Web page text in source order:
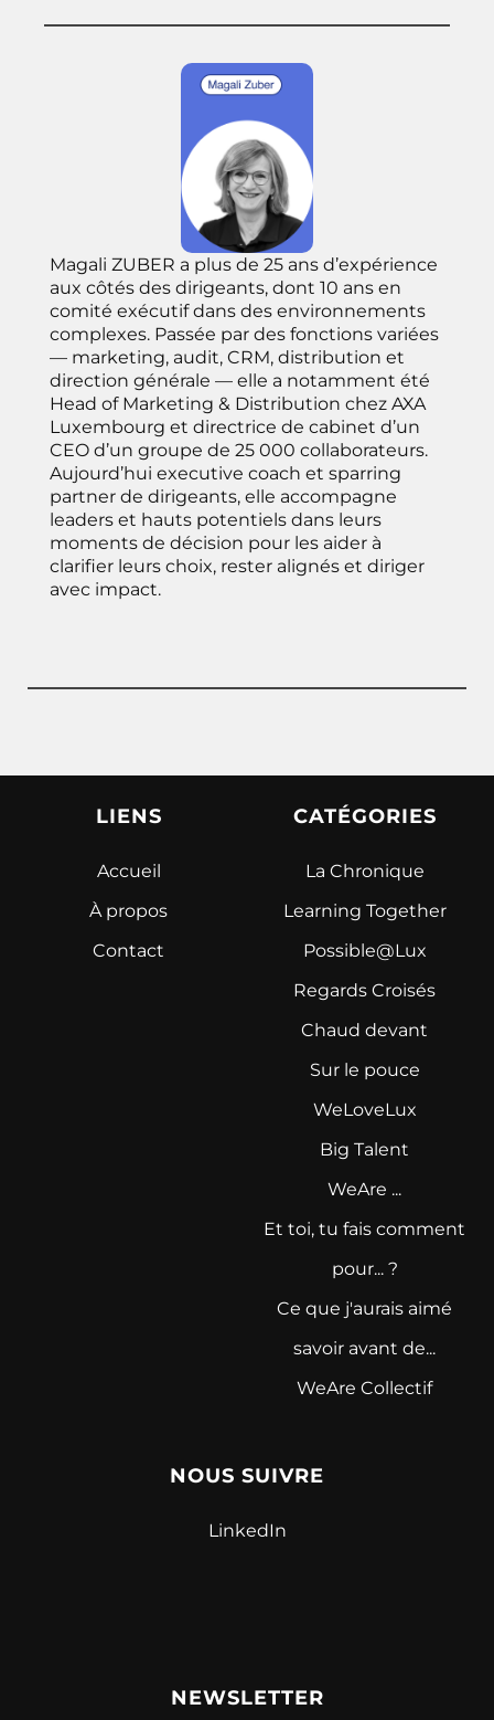
Magali ZUBER a plus de 25 ans d’expérience
aux côtés des dirigeants, dont 10 ans en
comité exécutif dans des environnements
complexes. Passée par des fonctions variées
— marketing, audit, CRM, distribution et
direction générale — elle a notamment été
Head of Marketing & Distribution chez AXA
Luxembourg et directrice de cabinet d’un
CEO d’un groupe de 25 000 collaborateurs.
Aujourd’hui executive coach et sparring
partner de dirigeants, elle accompagne
leaders et hauts potentiels dans leurs
moments de décision pour les aider à
clarifier leurs choix, rester alignés et diriger
avec impact.
LIENS
Accueil
À propos
Contact
CATÉGORIES
La Chronique
Learning Together
Possible@Lux
Regards Croisés
Chaud devant
Sur le pouce
WeLoveLux
Big Talent
WeAre ...
Et toi, tu fais comment
pour... ?
Ce que j'aurais aimé
savoir avant de...
WeAre Collectif
NOUS SUIVRE
LinkedIn
NEWSLETTER